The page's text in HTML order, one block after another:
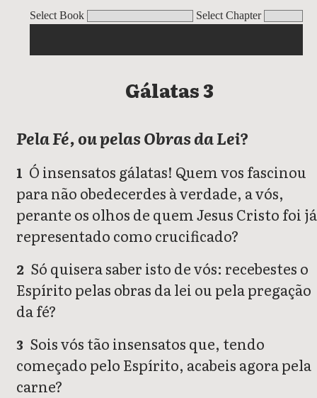
Select Book Select Chapter
Gálatas
Gálatas 3
Pela Fé, ou pelas Obras da Lei?
1 Ó insensatos gálatas! Quem vos fascinou
para não obedecerdes à verdade, a vós,
perante os olhos de quem Jesus Cristo foi já
representado como crucificado?
2 Só quisera saber isto de vós: recebestes o
Espírito pelas obras da lei ou pela pregação
da fé?
3 Sois vós tão insensatos que, tendo
começado pelo Espírito, acabeis agora pela
carne?